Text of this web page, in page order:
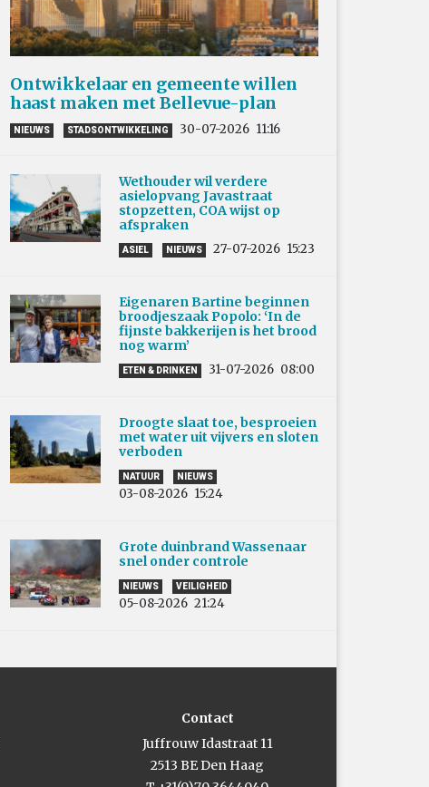
Ontwikkelaar en gemeente willen
haast maken met Bellevue-plan
NIEUWS STADSONTWIKKELING 30-07-2026 11:16
Wethouder wil verdere
asielopvang Javastraat
stopzetten, COA wijst op
afspraken
ASIEL NIEUWS 27-07-2026 15:23
Eigenaren Bartine beginnen
broodjeszaak Popolo: ‘In de
fijnste bakkerijen is het brood
nog warm’
ETEN & DRINKEN 31-07-2026 08:00
Droogte slaat toe, besproeien
met water uit vijvers en sloten
verboden
NATUUR NIEUWS
03-08-2026 15:24
Grote duinbrand Wassenaar
snel onder controle
NIEUWS VEILIGHEID
05-08-2026 21:24
Contact
Juffrouw Idastraat 11
2513 BE Den Haag